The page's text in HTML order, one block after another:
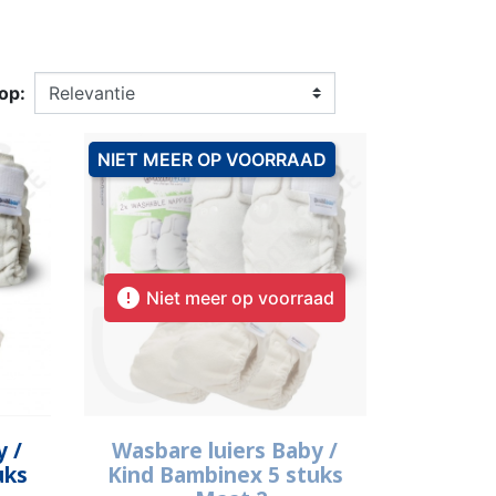
ANTISLIPKOUS
PLASWEKKER KINDEREN
/
 Niet meer op voorraad
Snel bekijken
Wasbare luiers Baby /
Kind Bambinex 5 stuks
NIET MEER OP VOORRAAD